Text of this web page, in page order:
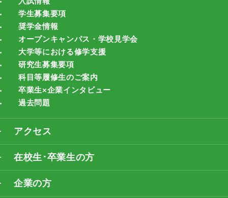
学生募集要項
奨学金情報
オープンキャンパス・学校見学会
大学等における修学支援
研究生募集要項
科目等履修生のご案内
卒業生×企業インタビュー
過去問題
アクセス
在校生･卒業生の方
企業の方